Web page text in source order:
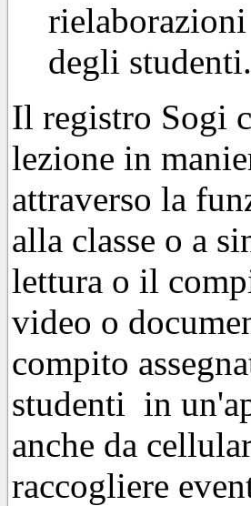
degli studenti.
Il registro Sogi
lezione in
attraverso la
alla classe o a
lettura o il
video o
compito
studenti in
anche da
raccogliere